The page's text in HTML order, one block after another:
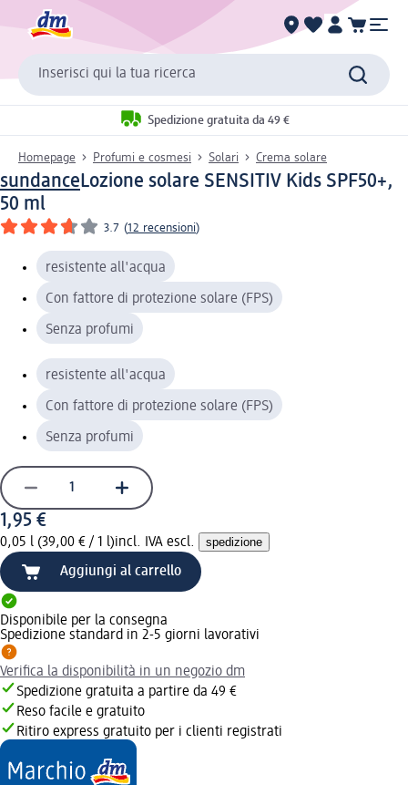
Inserisci qui la tua ricerca
Spedizione gratuita da 49 €
Homepage Profumi e cosmesi Solari Crema solare
sundanceLozione solare SENSITIV Kids SPF50+,
50 ml
3.7 (12 recensioni)
resistente all'acqua
Con fattore di protezione solare (FPS)
Senza profumi
resistente all'acqua
Con fattore di protezione solare (FPS)
Senza profumi
1,95 €
0,05 l (39,00 € / 1 l)incl. IVA escl. spedizione
Aggiungi al carrello
Disponibile per la consegna
Spedizione standard in 2-5 giorni lavorativi
Verifica la disponibilità in un negozio dm
Spedizione gratuita a partire da 49 €
Reso facile e gratuito
Ritiro express gratuito per i clienti registrati